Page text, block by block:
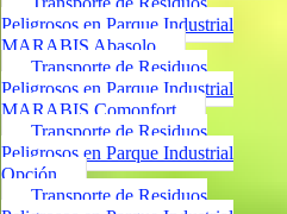
Peligrosos en Parque Industrial
MARABIS Abasolo
Transporte de Residuos
Peligrosos en Parque Industrial
MARABIS Comonfort
Transporte de Residuos
Peligrosos en Parque Industrial
Opción
Transporte de Residuos